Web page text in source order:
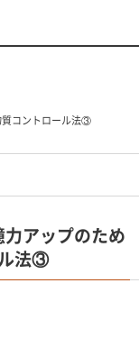
質コントロール法③
力アップのため
法③